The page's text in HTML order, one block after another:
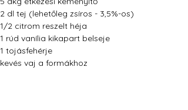
2 dl tej (lehetőleg zsíros - 3,5%-os)
1/2 citrom reszelt héja
1 rúd vanília kikapart belseje
1 tojásfehérje
kevés vaj a formákhoz